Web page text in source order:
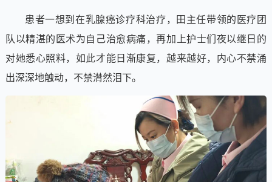
患者一想到在乳腺癌诊疗科治疗，田主任带领的医疗团
队以精湛的医术为自己治愈病痛，再加上护士们夜以继日的
对她悉心照料，如此才能日渐康复，越来越好，内心不禁涌
出深深地触动，不禁潸然泪下。